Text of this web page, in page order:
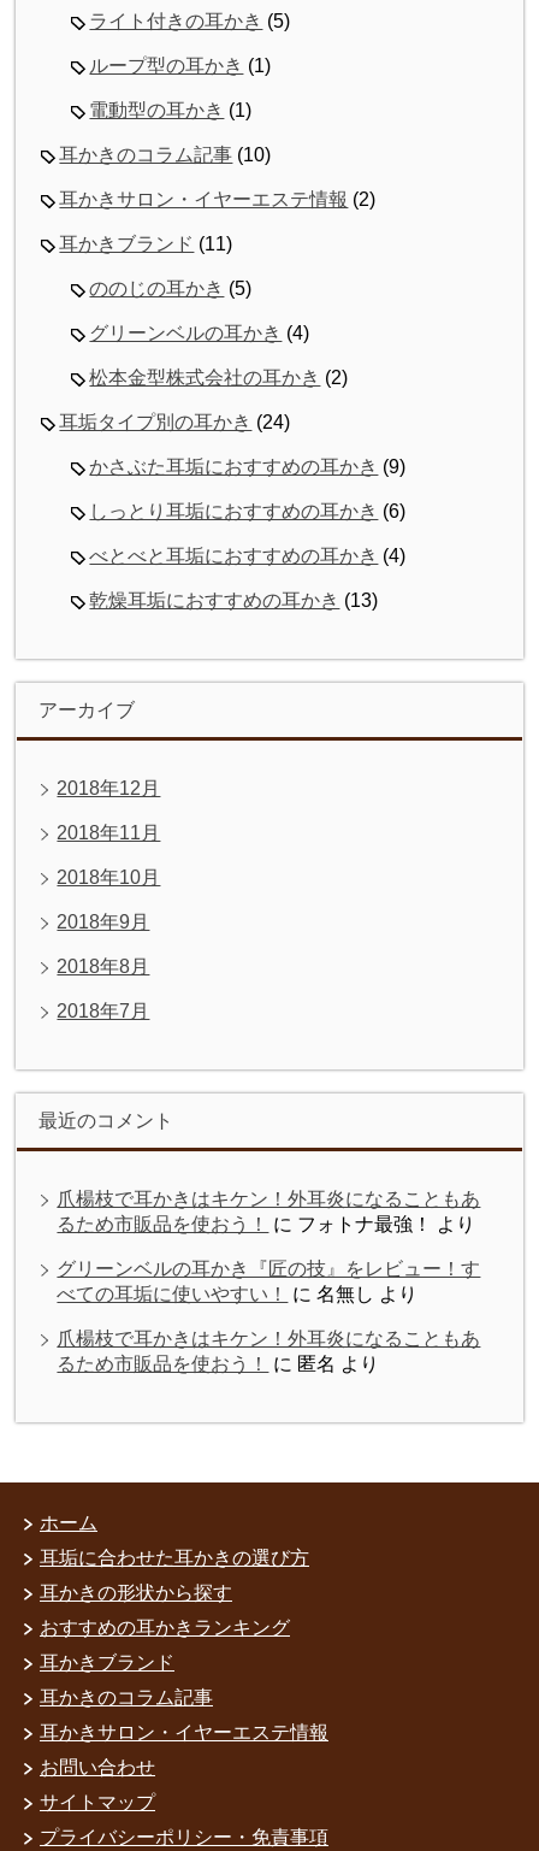
ライト付きの耳かき (5)
ループ型の耳かき (1)
電動型の耳かき (1)
耳かきのコラム記事 (10)
耳かきサロン・イヤーエステ情報 (2)
耳かきブランド (11)
ののじの耳かき (5)
グリーンベルの耳かき (4)
松本金型株式会社の耳かき (2)
耳垢タイプ別の耳かき (24)
かさぶた耳垢におすすめの耳かき (9)
しっとり耳垢におすすめの耳かき (6)
べとべと耳垢におすすめの耳かき (4)
乾燥耳垢におすすめの耳かき (13)
アーカイブ
2018年12月
2018年11月
2018年10月
2018年9月
2018年8月
2018年7月
最近のコメント
爪楊枝で耳かきはキケン！外耳炎になることもあ
るため市販品を使おう！
に フォトナ最強！ より
グリーンベルの耳かき『匠の技』をレビュー！す
べての耳垢に使いやすい！
に名無し より
爪楊枝で耳かきはキケン！外耳炎になることもあ
るため市販品を使おう！
に 匿名 より
ホーム
耳垢に合わせた耳かきの選び方
耳かきの形状から探す
おすすめの耳かきランキング
耳かきブランド
耳かきのコラム記事
耳かきサロン・イヤーエステ情報
お問い合わせ
サイトマップ
プライバシーポリシー・免責事項